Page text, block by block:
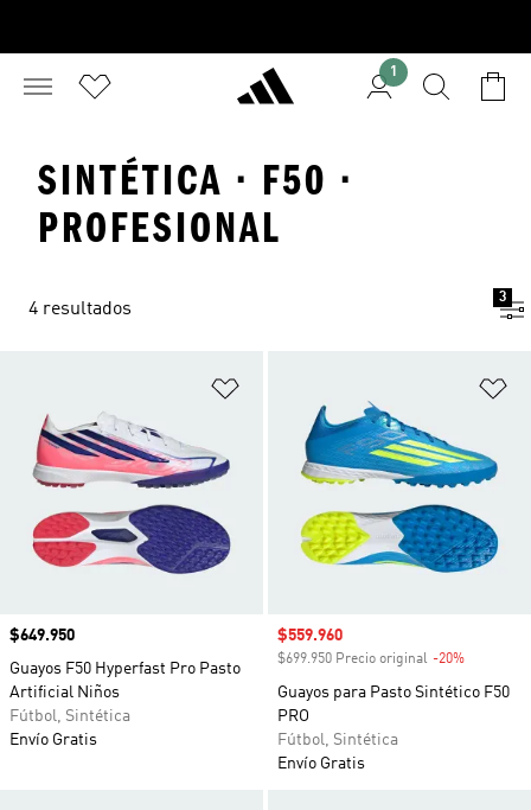
1
SINTÉTICA · F50 ·
PROFESIONAL
4 resultados
3
Precio
$649.950
Guayos F50 Hyperfast Pro Pasto
Artificial Niños
Fútbol, Sintética
Envío Gratis
Precio de venta
$559.960
$699.950 Precio original -20%
Guayos para Pasto Sintético F50
PRO
Fútbol, Sintética
Envío Gratis